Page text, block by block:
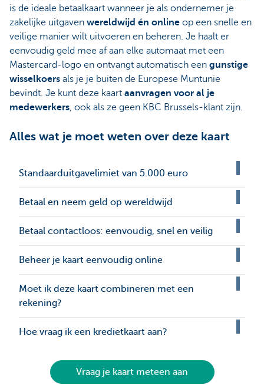
is de ideale betaalkaart wanneer je als ondernemer je
zakelijke uitgaven wereldwijd én online op een snelle en
veilige manier wilt uitvoeren en beheren. Je haalt er
eenvoudig geld mee af aan elke automaat met een
Mastercard-logo en ontvangt automatisch een gunstige
wisselkoers als je je buiten de Europese Muntunie
bevindt. Je kunt deze kaart aanvragen voor al je
medewerkers, ook als ze geen KBC Brussels-klant zijn.
Alles wat je moet weten over deze kaart
Standaarduitgavelimiet van 5.000 euro
Betaal en neem geld op wereldwijd
Betaal contactloos: eenvoudig, snel en veilig
Beheer je kaart eenvoudig online
Moet ik deze kaart combineren met een
rekening?
Hoe vraag ik een kredietkaart aan?
Vraag je kaart meteen aan